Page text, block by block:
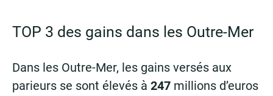
TOP 3 des gains dans les Outre-Mer
Dans les Outre-Mer, les gains versés aux
parieurs se sont élevés à 247 millions d’euros